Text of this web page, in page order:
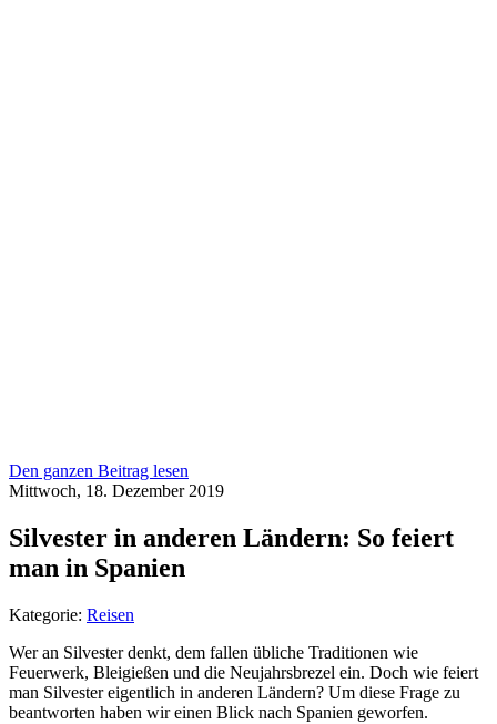
Den ganzen Beitrag lesen
Mittwoch, 18. Dezember 2019
Silvester in anderen Ländern: So feiert
man in Spanien
Kategorie: Reisen
Wer an Silvester denkt, dem fallen übliche Traditionen wie
Feuerwerk, Bleigießen und die Neujahrsbrezel ein. Doch wie feiert
man Silvester eigentlich in anderen Ländern? Um diese Frage zu
beantworten haben wir einen Blick nach Spanien geworfen.